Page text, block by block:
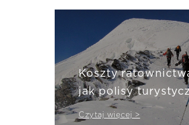
Koszty
jak polisy
nas
Czytaj więcej >